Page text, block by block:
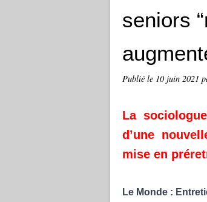
seniors
Publié le 10 juin 2021
La sociologue
d’une
mise en
Le Monde :